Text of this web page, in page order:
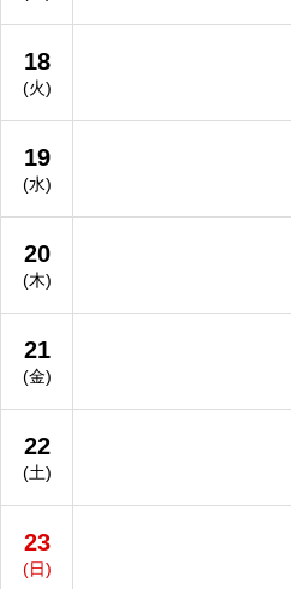
18
(火)
19
(水)
20
(木)
21
(金)
22
(土)
23
(日)